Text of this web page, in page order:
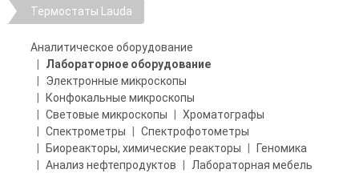
Термостаты Lauda
Аналитическое оборудование
Лабораторное оборудование
Электронные микроскопы
Конфокальные микроскопы
Световые микроскопы
Хроматографы
Спектрометры
Спектрофотометры
Биореакторы, химические реакторы
Геномика
Анализ нефтепродуктов
Лабораторная мебель